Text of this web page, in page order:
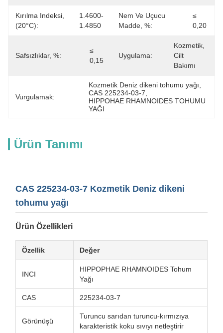
Kırılma Indeksi,
(20°C):
1.4600-
1.4850
Nem Ve Uçucu
Madde, %:
≤
0,20
Safsızlıklar, %:
≤
0,15
Uygulama:
Kozmetik,
Cilt
Bakımı
Vurgulamak:
Kozmetik Deniz dikeni tohumu yağı
CAS 225234-03-7
HIPPOHAE RHAMNOIDES TOHUMU
YAĞI
Ürün Tanımı
CAS 225234-03-7 Kozmetik Deniz dikeni
tohumu yağı
Ürün Özellikleri
Özellik Değer
INCI
HIPPOPHAE RHAMNOIDES Tohum
Yağı
CAS 225234-03-7
Görünüşü
Turuncu sarıdan turuncu-kırmızıya
karakteristik koku sıvıyı netleştirir